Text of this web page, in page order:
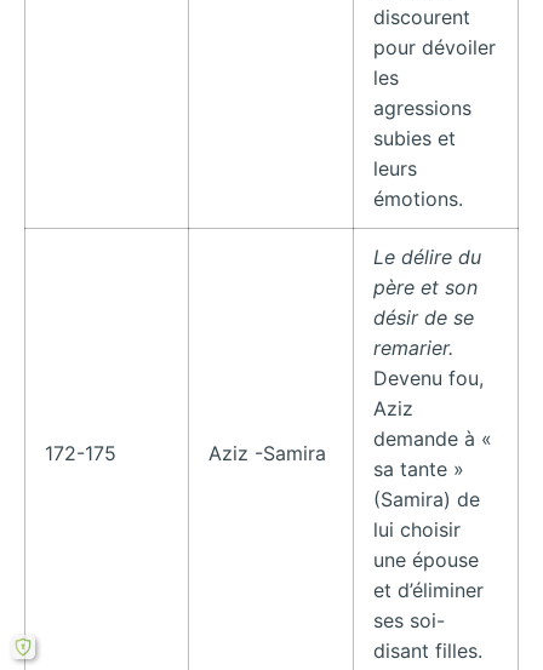
discourent
pour dévoiler
les
agressions
subies et
leurs
émotions.
172-175 Aziz -Samira
Le délire du
père et son
désir de se
remarier.
Devenu fou,
Aziz
demande à «
sa tante »
(Samira) de
lui choisir
une épouse
et d’éliminer
ses soi-
disant filles.